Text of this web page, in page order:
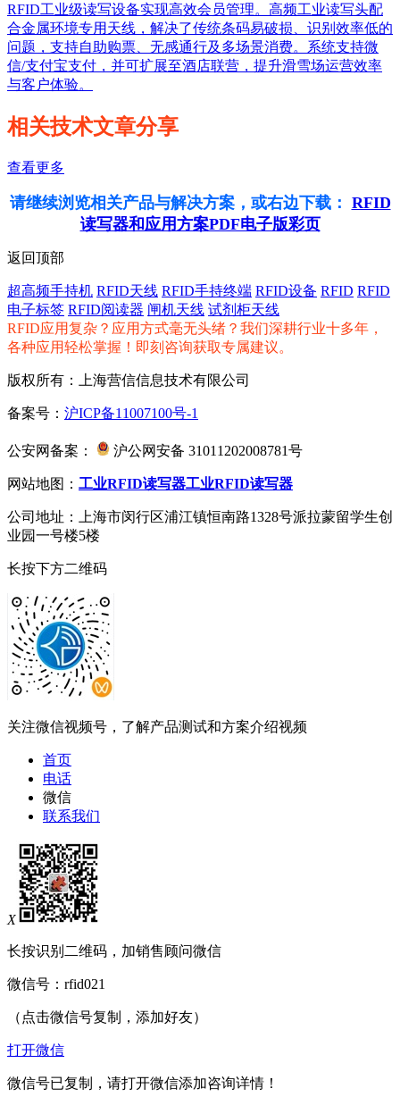
RFID工业级读写设备实现高效会员管理。高频工业读写头配
合金属环境专用天线，解决了传统条码易破损、识别效率低的
问题，支持自助购票、无感通行及多场景消费。系统支持微
信/支付宝支付，并可扩展至酒店联营，提升滑雪场运营效率
与客户体验。
相关技术文章分享
查看更多
请继续浏览相关产品与解决方案，或右边下载： RFID
读写器和应用方案PDF电子版彩页
返回顶部
超高频手持机 RFID天线 RFID手持终端 RFID设备 RFID RFID
电子标签 RFID阅读器 闸机天线 试剂柜天线
RFID应用复杂？应用方式毫无头绪？我们深耕行业十多年，
各种应用轻松掌握！即刻咨询获取专属建议。
版权所有：上海营信信息技术有限公司
备案号： 沪ICP备11007100号-1
公安网备案： 沪公网安备 31011202008781号
网站地图： 工业RFID读写器工业RFID读写器
公司地址：上海市闵行区浦江镇恒南路1328号派拉蒙留学生创
业园一号楼5楼
长按下方二维码
关注微信视频号，了解产品测试和方案介绍视频
首页
电话
微信
联系我们
X
长按识别二维码，加销售顾问微信
微信号： rfid021
（点击微信号复制，添加好友）
打开微信
微信号已复制，请打开微信添加咨询详情！